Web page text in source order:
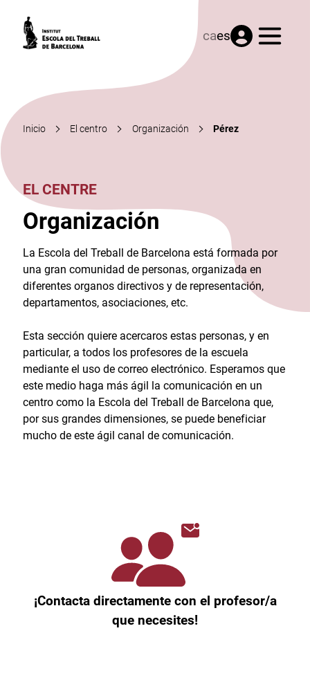
caes Menú
Inicio El centro Organización Pérez
EL CENTRE
Organización
La Escola del Treball de Barcelona está formada por
una gran comunidad de personas, organizada en
diferentes organos directivos y de representación,
departamentos, asociaciones, etc.
Esta sección quiere acercaros estas personas, y en
particular, a todos los profesores de la escuela
mediante el uso de correo electrónico. Esperamos que
este medio haga más ágil la comunicación en un
centro como la Escola del Treball de Barcelona que,
por sus grandes dimensiones, se puede beneficiar
mucho de este ágil canal de comunicación.
¡Contacta directamente con el profesor/a
que necesites!